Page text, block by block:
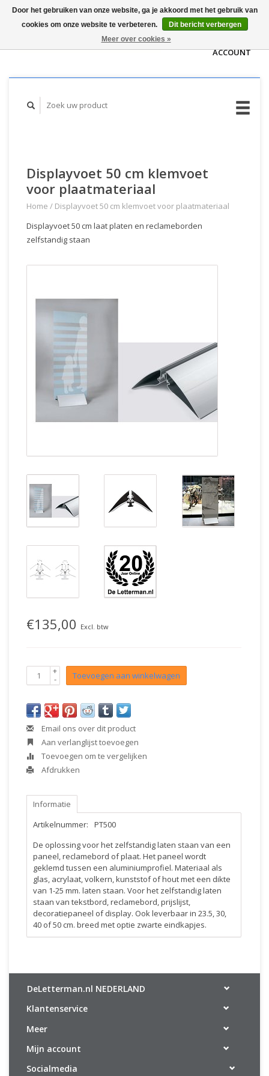
WINKELWAGEN
ACCOUNT
Displayvoet 50 cm klemvoet
voor plaatmateriaal
Home / Displayvoet 50 cm klemvoet voor plaatmateriaal
Displayvoet 50 cm laat platen en reclameborden
zelfstandig staan
€135,00 Excl. btw
+
- Toevoegen aan winkelwagen
Email ons over dit product
Aan verlanglijst toevoegen
Toevoegen om te vergelijken
Afdrukken
Informatie
Artikelnummer:
PT500
De oplossing voor het zelfstandig laten staan van een
paneel, reclamebord of plaat. Het paneel wordt
geklemd tussen een aluminiumprofiel. Materiaal als
glas, acrylaat, volkern, kunststof of hout met een dikte
van 1-25 mm. laten staan. Voor het zelfstandig laten
staan van tekstbord, reclamebord, prijslijst,
decoratiepaneel of display. Ook leverbaar in 23.5, 30,
40 of 50 cm. breed met optie zwarte eindkapjes.
DeLetterman.nl NEDERLAND
Klantenservice
Meer
Mijn account
Socialmedia
Door het gebruiken van onze website, ga je akkoord met het gebruik van
cookies om onze website te verbeteren.
Dit bericht verbergen
Meer over cookies »